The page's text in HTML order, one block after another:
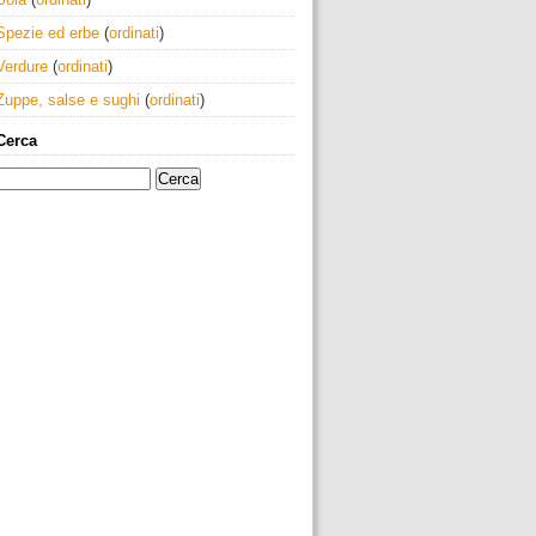
ed erbe (ordinati)
(ordinati)
salse e sughi (ordinati)